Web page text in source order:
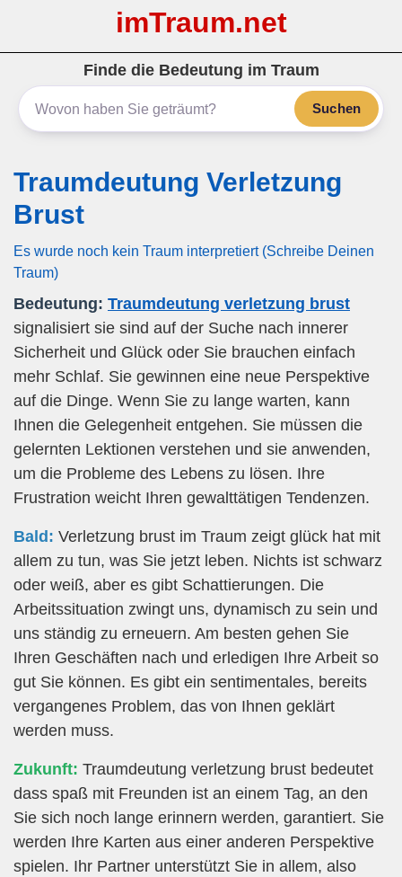
imTraum.net
Finde die Bedeutung im Traum
Suchen
Traumdeutung Verletzung
Brust
Es wurde noch kein Traum interpretiert (Schreibe Deinen
Traum)
Bedeutung: Traumdeutung verletzung brust
signalisiert sie sind auf der Suche nach innerer
Sicherheit und Glück oder Sie brauchen einfach
mehr Schlaf. Sie gewinnen eine neue Perspektive
auf die Dinge. Wenn Sie zu lange warten, kann
Ihnen die Gelegenheit entgehen. Sie müssen die
gelernten Lektionen verstehen und sie anwenden,
um die Probleme des Lebens zu lösen. Ihre
Frustration weicht Ihren gewalttätigen Tendenzen.
Bald: Verletzung brust im Traum zeigt glück hat mit
allem zu tun, was Sie jetzt leben. Nichts ist schwarz
oder weiß, aber es gibt Schattierungen. Die
Arbeitssituation zwingt uns, dynamisch zu sein und
uns ständig zu erneuern. Am besten gehen Sie
Ihren Geschäften nach und erledigen Ihre Arbeit so
gut Sie können. Es gibt ein sentimentales, bereits
vergangenes Problem, das von Ihnen geklärt
werden muss.
Zukunft: Traumdeutung verletzung brust bedeutet
dass spaß mit Freunden ist an einem Tag, an den
Sie sich noch lange erinnern werden, garantiert. Sie
werden Ihre Karten aus einer anderen Perspektive
spielen. Ihr Partner unterstützt Sie in allem, also